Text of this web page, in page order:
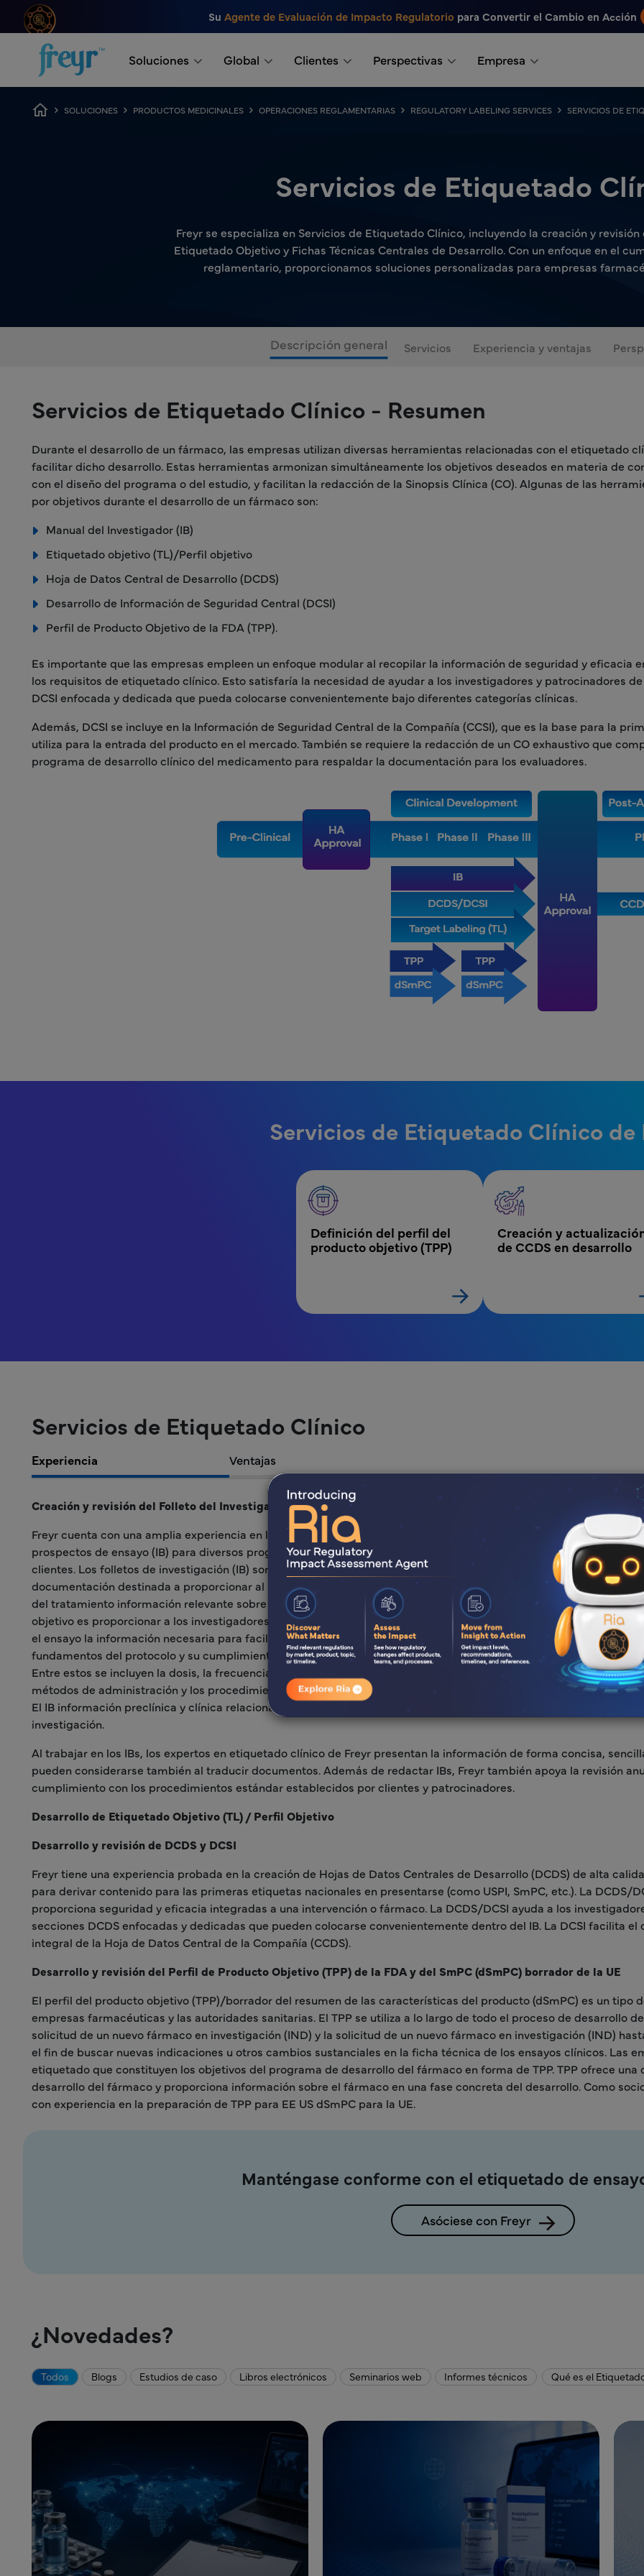
Saltar al contenido principal
Su Agente de Evaluación de Impacto Regulatorio para Convertir el Cambio en Acción
Soluciones Global Clientes Perspectivas Empresa
Ruta de navegación
SOLUCIONES PRODUCTOS MEDICINALES OPERACIONES REGLAMENTARIAS REGULATORY LABELING SERVICES SERVICIOS DE
Servicios de Etiquetado
Freyr se especializa en Servicios de Etiquetado Clínico, incluyendo la creación y
Etiquetado Objetivo y Fichas Técnicas Centrales de Desarrollo. Con un enfoque en el
reglamentario, proporcionamos soluciones personalizadas para empresas
Descripción general Servicios Experiencia y ventajas
Servicios de Etiquetado Clínico - Resumen
Durante el desarrollo de un fármaco, las empresas utilizan diversas herramientas relacionadas con el etiquetado
facilitar dicho desarrollo. Estas herramientas armonizan simultáneamente los objetivos deseados en materia de
con el diseño del programa o del estudio, y facilitan la redacción de la Sinopsis Clínica (CO). Algunas de las
por objetivos durante el desarrollo de un fármaco son:
Manual del Investigador (IB)
Etiquetado objetivo (TL)/Perfil objetivo
Hoja de Datos Central de Desarrollo (DCDS)
Desarrollo de Información de Seguridad Central (DCSI)
Perfil de Producto Objetivo de la FDA (TPP).
Es importante que las empresas empleen un enfoque modular al recopilar la información de seguridad y eficacia
los requisitos de etiquetado clínico. Esto satisfaría la necesidad de ayudar a los investigadores y patrocinadores
DCSI enfocada y dedicada que pueda colocarse convenientemente bajo diferentes categorías clínicas.
Además, DCSI se incluye en la Información de Seguridad Central de la Compañía (CCSI), que es la base para la
utiliza para la entrada del producto en el mercado. También se requiere la redacción de un CO exhaustivo que
programa de desarrollo clínico del medicamento para respaldar la documentación para los evaluadores.
Servicios de Etiquetado Clínico de
MPR - Etiquetado - Menú de etiquetado clínico
Definición del perfil del
producto objetivo (TPP)
Creación y
de CCDS en desarrollo
Servicios de Etiquetado Clínico
Experiencia Ventajas
Creación y revisión del Folleto del Investigador (IB)
Freyr cuenta con una amplia experiencia en la creación, redacción y revisión de
prospectos de ensayo (IB) para diversos programas en fase clínica de nuestros
clientes. Los folletos de investigación (IB) son la forma más básica de
documentación destinada a proporcionar al investigador o al médico responsable
del tratamiento información relevante sobre el fármaco o la intervención. Su
objetivo es proporcionar a los investigadores y al resto de personas implicadas en
el ensayo la información necesaria para facilitar su comprensión de los
fundamentos del protocolo y su cumplimiento de muchos de sus aspectos clave.
Entre estos se incluyen la dosis, la frecuencia o el intervalo de administración, los
métodos de administración y los procedimientos de seguimiento de la seguridad.
El IB información preclínica y clínica relacionada con un fármaco en fase de
investigación.
Al trabajar en los IBs, los expertos en etiquetado clínico de Freyr presentan la información de forma concisa,
pueden considerarse también al traducir documentos. Además de redactar IBs, Freyr también apoya la revisión
cumplimiento con los procedimientos estándar establecidos por clientes y patrocinadores.
Desarrollo de Etiquetado Objetivo (TL) / Perfil Objetivo
Desarrollo y revisión de DCDS y DCSI
Freyr tiene una experiencia probada en la creación de Hojas de Datos Centrales de Desarrollo (DCDS) de alta
para derivar contenido para las primeras etiquetas nacionales en presentarse (como USPI, SmPC, etc.). La DCDS/
proporciona seguridad y eficacia integradas a una intervención o fármaco. La DCDS/DCSI ayuda a los
secciones DCDS enfocadas y dedicadas que pueden colocarse convenientemente dentro del IB. La DCSI facilita
integral de la Hoja de Datos Central de la Compañía (CCDS).
Desarrollo y revisión del Perfil de Producto Objetivo (TPP) de la FDA y del SmPC (dSmPC) borrador de la UE
El perfil del producto objetivo (TPP)/borrador del resumen de las características del producto (dSmPC) es un
empresas farmacéuticas y las autoridades sanitarias. El TPP se utiliza a lo largo de todo el proceso de desarrollo
solicitud de un nuevo fármaco en investigación (IND) y la solicitud de un nuevo fármaco en investigación (IND)
el fin de buscar nuevas indicaciones u otros cambios sustanciales en la ficha técnica de los ensayos clínicos. Las
etiquetado que constituyen los objetivos del programa de desarrollo del fármaco en forma de TPP. TPP ofrece
desarrollo del fármaco y proporciona información sobre el fármaco en una fase concreta del desarrollo. Como
con experiencia en la preparación de TPP para EE US dSmPC para la UE.
Manténgase conforme con el etiquetado de
Asóciese con Freyr
¿Novedades?
Todos Blogs Estudios de caso Libros electrónicos Seminarios web Informes técnicos Qué es el